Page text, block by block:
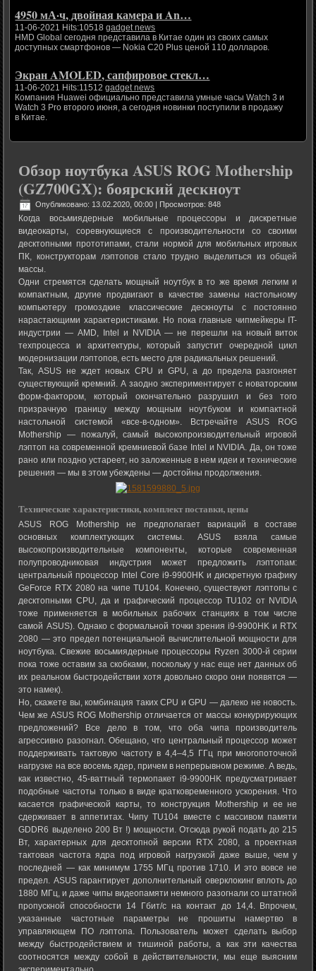
4950 мА·ч, двойная камера и An…
11-06-2021 Hits:10518gadget news
HMD Global сегодня представила в Китае один из своих самых
доступных смартфонов — Nokia C20 Plus ценой 110 долларов.
Экран AMOLED, сапфировое стекл…
11-06-2021 Hits:11512gadget news
Компания Huawei официально представила умные часы Watch 3 и
Watch 3 Pro второго июня, а сегодня новинки поступили в продажу
в Китае.
Обзор ноутбука ASUS ROG Mothership
(GZ700GX): боярский дескноут
Опубликовано: 13.02.2020, 00:00 | Просмотров: 848
Когда восьмиядерные мобильные процессоры и дискретные
видеокарты, соревнующиеся с производительности со своими
десктопными прототипами, стали нормой для мобильных игровых
ПК, конструкторам лэптопов стало трудно выделиться из общей
массы.
Одни стремятся сделать мощный ноутбук в то же время легким и
компактным, другие продвигают в качестве замены настольному
компьютеру громоздкие классические дескноуты с постоянно
нарастающими характеристиками. Но пока главные чипмейкеры IT-
индустрии — AMD, Intel и NVIDIA — не перешли на новый виток
техпроцесса и архитектуры, который запустит очередной цикл
модернизации лэптопов, есть место для радикальных решений.
Так, ASUS не ждет новых CPU и GPU, а до предела разгоняет
существующий кремний. А заодно экспериментирует с новаторским
форм-фактором, который окончательно разрушил и без того
призрачную границу между мощным ноутбуком и компактной
настольной системой «все-в-одном». Встречайте ASUS ROG
Mothership — пожалуй, самый высокопроизводительный игровой
лэптоп на современной кремниевой базе Intel и NVIDIA. Да, он тоже
рано или поздно устареет, но заложенные в нем идеи и технические
решения — мы в этом убеждены — достойны продолжения.
Технические характеристики, комплект поставки, цены
ASUS ROG Mothership не предполагает вариаций в составе
основных комплектующих системы. ASUS взяла самые
высокопроизводительные компоненты, которые современная
полупроводниковая индустрия может предложить лэптопам:
центральный процессор Intel Core i9-9900HK и дискретную графику
GeForce RTX 2080 на чипе TU104. Конечно, существуют лэптопы с
десктопными CPU, да и графический процессор TU102 от NVIDIA
тоже применяется в мобильных рабочих станциях в том числе
самой ASUS). Однако с формальной точки зрения i9-9900HK и RTX
2080 — это предел потенциальной вычислительной мощности для
ноутбука. Свежие восьмиядерные процессоры Ryzen 3000-й серии
пока тоже оставим за скобками, поскольку у нас еще нет данных об
их реальном быстродействии хотя довольно скоро они появятся —
это намек).
Но, скажете вы, комбинация таких CPU и GPU — далеко не новость.
Чем же ASUS ROG Mothership отличается от массы конкурирующих
предложений? Все дело в том, что оба чипа производитель
агрессивно разогнал. Обещано, что центральный процессор может
поддерживать тактовую частоту в 4,4–4,5 ГГц при многопоточной
нагрузке на все восемь ядер, причем в непрерывном режиме. А ведь,
как известно, 45-ваттный термопакет i9-9900HK предусматривает
подобные частоты только в виде кратковременного ускорения. Что
касается графической карты, то конструкция Mothership и ее не
сдерживает в аппетитах. Чипу TU104 вместе с массивом памяти
GDDR6 выделено 200 Вт !) мощности. Отсюда рукой подать до 215
Вт, характерных для десктопной версии RTX 2080, а проектная
тактовая частота ядра под игровой нагрузкой даже выше, чем у
последней — как минимум 1755 МГц против 1710. И это вовсе не
предел. ASUS гарантирует дополнительный оверклокинг вплоть до
1880 МГц, и даже чипы видеопамяти немного разогнали со штатной
пропускной способности 14 Гбит/с на контакт до 14,4. Впрочем,
указанные частотные параметры не прошиты намертво в
управляющем ПО лэптопа. Пользователь может сделать выбор
между быстродействием и тишиной работы, а как эти качества
соотносятся между собой в действительности, мы еще выясним